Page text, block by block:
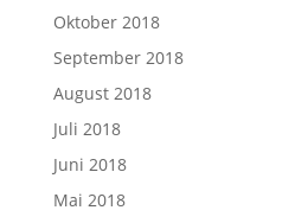
Oktober 2018
September 2018
August 2018
Juli 2018
Juni 2018
Mai 2018